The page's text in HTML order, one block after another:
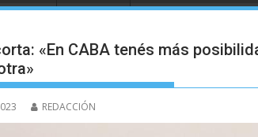
«En CABA tenés más
REDACCIÓN